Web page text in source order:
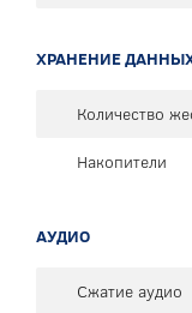
ХРАНЕНИЕ
Количество
Накопители
АУДИО
Сжатие аудио